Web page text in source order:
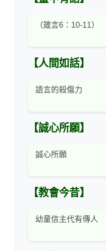
（箴言6：10-11）
【人間如話】
語言的殺傷力
【誠心所願】
誠心所願
【教會今昔】
幼童信主代有傳人